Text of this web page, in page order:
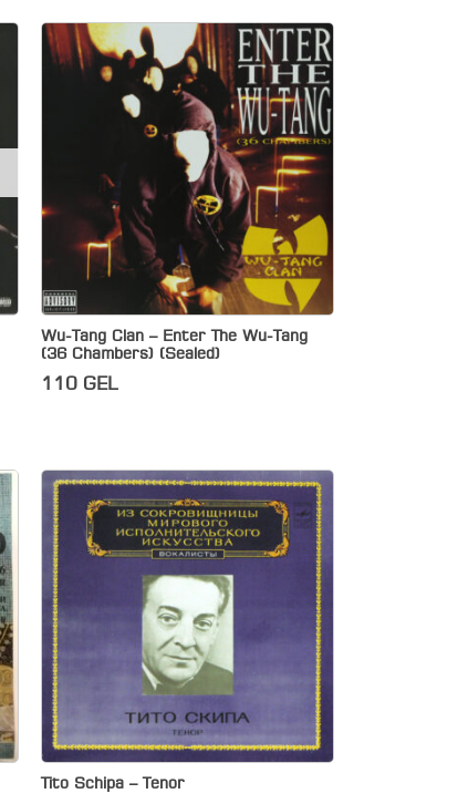
Wu-Tang Clan – Enter The Wu-Tang
(36 Chambers) (Sealed)
110 GEL
Tito Schipa – Tenor